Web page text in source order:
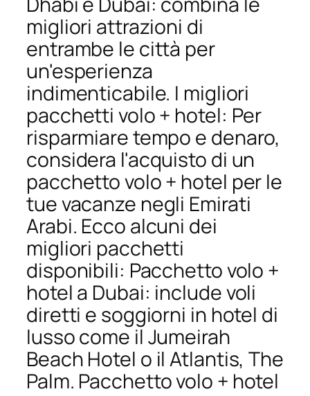
migliori attrazioni di
entrambe le città per
un'esperienza
indimenticabile. I migliori
pacchetti volo + hotel: Per
risparmiare tempo e denaro,
considera l'acquisto di un
pacchetto volo + hotel per le
tue vacanze negli Emirati
Arabi. Ecco alcuni dei
migliori pacchetti
disponibili: Pacchetto volo +
hotel a Dubai: include voli
diretti e soggiorni in hotel di
lusso come il Jumeirah
Beach Hotel o il Atlantis, The
Palm. Pacchetto volo + hotel